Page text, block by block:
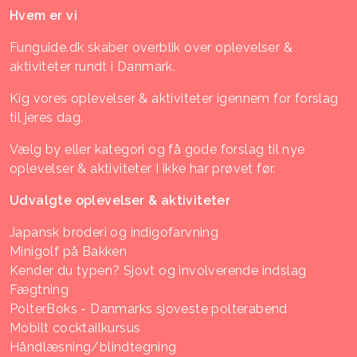
Hvem er vi
Funguide.dk skaber overblik over oplevelser &
aktiviteter rundt i Danmark.
Kig vores oplevelser & aktiviteter igennem for forslag
til jeres dag.
Vælg by eller kategori og få gode forslag til nye
oplevelser & aktiviteter I ikke har prøvet før.
Udvalgte oplevelser & aktiviteter
Japansk broderi og indigofarvning
Minigolf på Bakken
Kender du typen? Sjovt og involverende indslag
Fægtning
PolterBoks - Danmarks sjoveste polterabend
Mobilt cocktailkursus
Håndlæsning/blindtegning